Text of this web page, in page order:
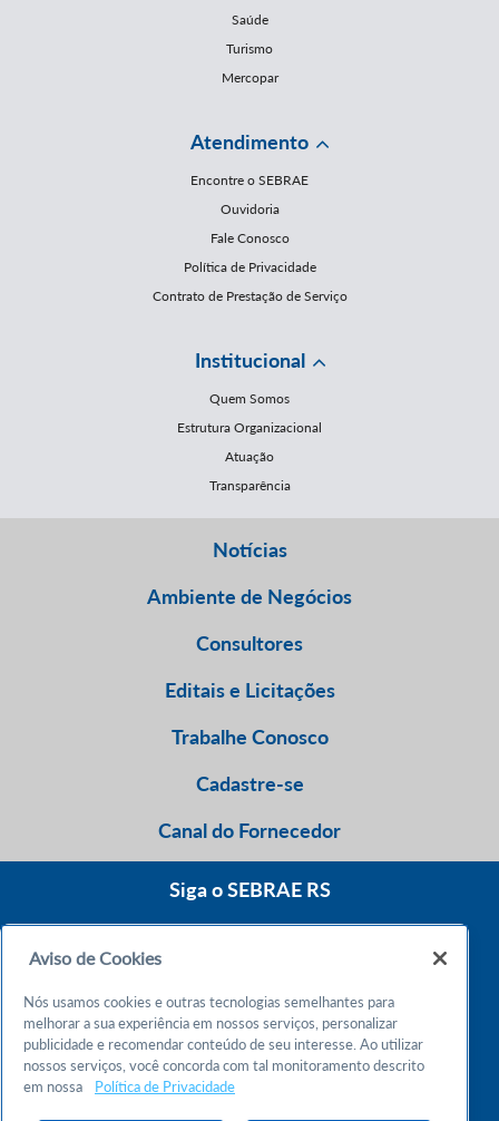
Saúde
Turismo
Mercopar
Atendimento
Encontre o SEBRAE
Ouvidoria
Fale Conosco
Política de Privacidade
Contrato de Prestação de Serviço
Institucional
Quem Somos
Estrutura Organizacional
Atuação
Transparência
Notícias
Ambiente de Negócios
Consultores
Editais e Licitações
Trabalhe Conosco
Cadastre-se
Canal do Fornecedor
Siga o SEBRAE RS
Atendimento 24h
Chame no WhatsApp
Aviso de Cookies
Nós usamos cookies e outras tecnologias semelhantes para
melhorar a sua experiência em nossos serviços, personalizar
publicidade e recomendar conteúdo de seu interesse. Ao utilizar
nossos serviços, você concorda com tal monitoramento descrito
em nossa
Política de Privacidade